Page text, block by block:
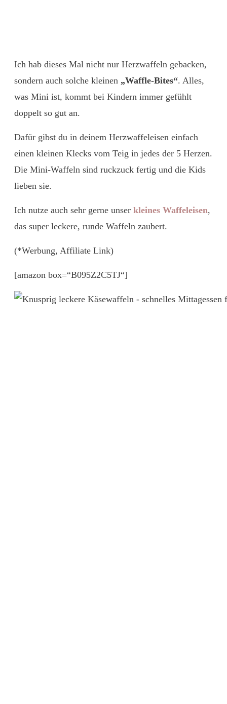
Ich hab dieses Mal nicht nur Herzwaffeln gebacken,
sondern auch solche kleinen „Waffle-Bites“. Alles,
was Mini ist, kommt bei Kindern immer gefühlt
doppelt so gut an.
Dafür gibst du in deinem Herzwaffeleisen einfach
einen kleinen Klecks vom Teig in jedes der 5 Herzen.
Die Mini-Waffeln sind ruckzuck fertig und die Kids
lieben sie.
Ich nutze auch sehr gerne unser kleines Waffeleisen,
das super leckere, runde Waffeln zaubert.
(*Werbung, Affiliate Link)
[amazon box=“B095Z2C5TJ“]